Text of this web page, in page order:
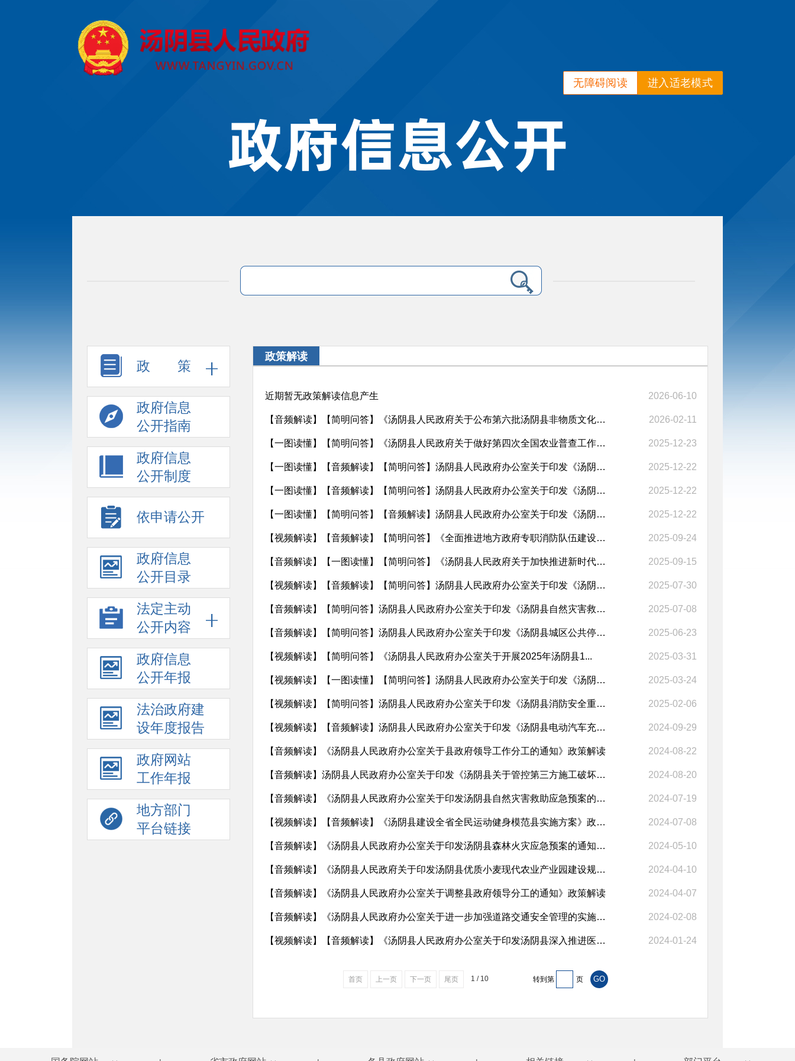
进入适老模式
无障碍阅读
政 策
政府信息
公开指南
政府信息
公开制度
依申请公开
政府信息
公开目录
法定主动
公开内容
政府信息
公开年报
法治政府建
设年度报告
政府网站
工作年报
地方部门
平台链接
政策解读
近期暂无政策解读信息产生 2026-06-10
【音频解读】【简明问答】《汤阴县人民政府关于公布第六批汤阴县非物质文化遗... 2026-02-11
【一图读懂】【简明问答】《汤阴县人民政府关于做好第四次全国农业普查工作的... 2025-12-23
【一图读懂】【音频解读】【简明问答】汤阴县人民政府办公室关于印发《汤阴县... 2025-12-22
【一图读懂】【音频解读】【简明问答】汤阴县人民政府办公室关于印发《汤阴县... 2025-12-22
【一图读懂】【简明问答】【音频解读】汤阴县人民政府办公室关于印发《汤阴县... 2025-12-22
【视频解读】【音频解读】【简明问答】《全面推进地方政府专职消防队伍建设发... 2025-09-24
【音频解读】【一图读懂】【简明问答】《汤阴县人民政府关于加快推进新时代慈... 2025-09-15
【视频解读】【音频解读】【简明问答】汤阴县人民政府办公室关于印发《汤阴县... 2025-07-30
【音频解读】【简明问答】汤阴县人民政府办公室关于印发《汤阴县自然灾害救助... 2025-07-08
【音频解读】【简明问答】汤阴县人民政府办公室关于印发《汤阴县城区公共停车... 2025-06-23
【视频解读】【简明问答】《汤阴县人民政府办公室关于开展2025年汤阴县1... 2025-03-31
【视频解读】【一图读懂】【简明问答】汤阴县人民政府办公室关于印发《汤阴县... 2025-03-24
【视频解读】【简明问答】汤阴县人民政府办公室关于印发《汤阴县消防安全重点... 2025-02-06
【视频解读】【音频解读】汤阴县人民政府办公室关于印发《汤阴县电动汽车充电... 2024-09-29
【音频解读】《汤阴县人民政府办公室关于县政府领导工作分工的通知》政策解读 2024-08-22
【音频解读】汤阴县人民政府办公室关于印发《汤阴县关于管控第三方施工破坏燃... 2024-08-20
【音频解读】《汤阴县人民政府办公室关于印发汤阴县自然灾害救助应急预案的通... 2024-07-19
【视频解读】【音频解读】《汤阴县建设全省全民运动健身模范县实施方案》政策... 2024-07-08
【音频解读】《汤阴县人民政府办公室关于印发汤阴县森林火灾应急预案的通知》... 2024-05-10
【音频解读】《汤阴县人民政府关于印发汤阴县优质小麦现代农业产业园建设规划... 2024-04-10
【音频解读】《汤阴县人民政府办公室关于调整县政府领导分工的通知》政策解读 2024-04-07
【音频解读】《汤阴县人民政府办公室关于进一步加强道路交通安全管理的实施意... 2024-02-08
【视频解读】【音频解读】《汤阴县人民政府办公室关于印发汤阴县深入推进医养... 2024-01-24
首页 上一页 下一页 尾页 1 / 10 转到第 页